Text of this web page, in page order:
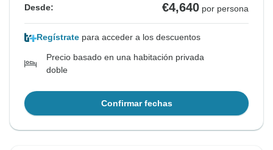
Desde: €4,640 por persona
Regístrate para acceder a los descuentos
Precio basado en una habitación privada
doble
Confirmar fechas